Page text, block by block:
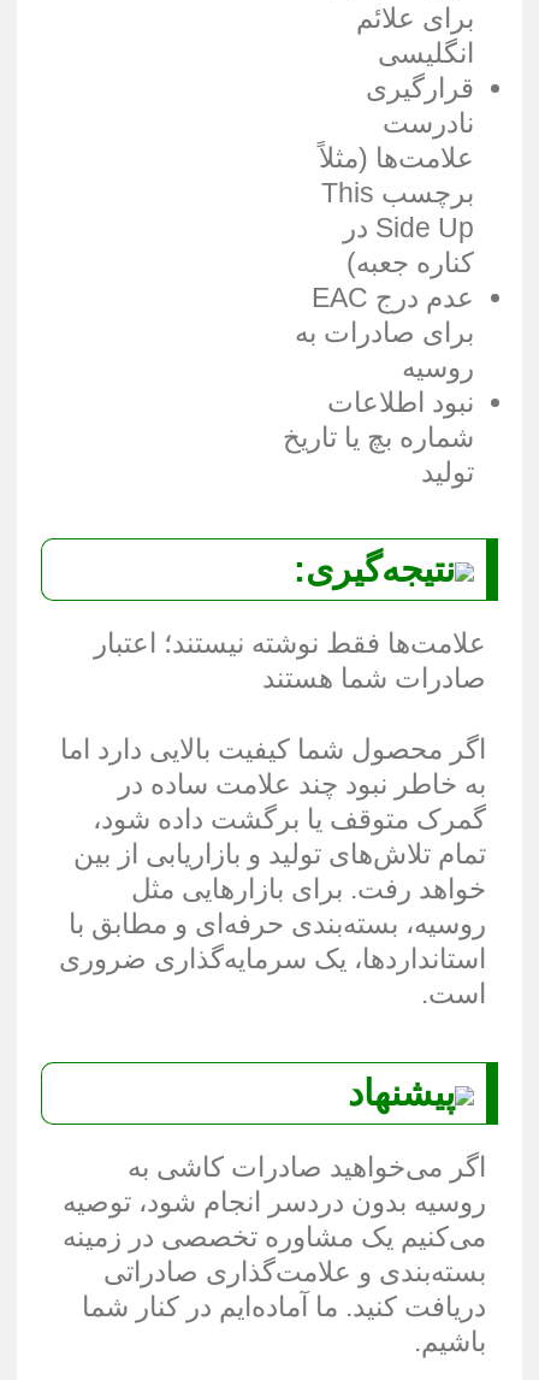
برای علائم
انگلیسی
قرارگیری
نادرست
علامت‌ها (مثلاً
برچسب This
Side Up در
کناره جعبه)
عدم درج EAC
برای صادرات به
روسیه
نبود اطلاعات
شماره بچ یا تاریخ
تولید
نتیجه‌گیری:
علامت‌ها فقط نوشته نیستند؛ اعتبار
صادرات شما هستند
اگر محصول شما کیفیت بالایی دارد اما
به خاطر نبود چند علامت ساده در
گمرک متوقف یا برگشت داده شود،
تمام تلاش‌های تولید و بازاریابی از بین
خواهد رفت. برای بازارهایی مثل
روسیه، بسته‌بندی حرفه‌ای و مطابق با
استانداردها، یک سرمایه‌گذاری ضروری
است.
پیشنهاد
اگر می‌خواهید صادرات کاشی به
روسیه بدون دردسر انجام شود، توصیه
می‌کنیم یک مشاوره تخصصی در زمینه
بسته‌بندی و علامت‌گذاری صادراتی
دریافت کنید. ما آماده‌ایم در کنار شما
باشیم.